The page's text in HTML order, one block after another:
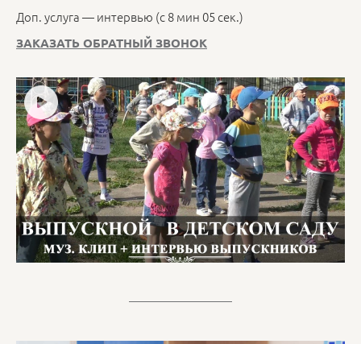
Доп. услуга — интервью (с 8 мин 05 сек.)
ЗАКАЗАТЬ ОБРАТНЫЙ ЗВОНОК